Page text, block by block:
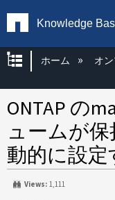
Knowledge
グローバ
ホーム オ
ONTAP の
ュームが
動的に設定
Views: 1,111